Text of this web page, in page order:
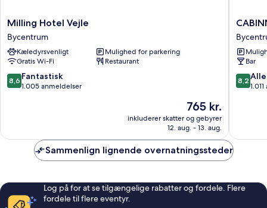
Milling
Hotel
Vejle
Bycentrum
Milling Hotel Vejle
Bycentrum
Kæledyrsvenligt
Mulighed for parkering
Gratis Wi-Fi
Restaurant
8.6
ud
anmeldelser
8,6 Fantastisk
1.005 anmeldelser
Prisen
765 kr.
765 kr.
inkluderer skatter og gebyrer
12. aug. - 13. aug.
CABINN
Vejle
Hotel
Bar
8.2
ud
8,2
Sammenlign lignende overnatningssteder
Log på for at se tilgængelige rabatter og fordele. Flere
fordele til flere eventyr.